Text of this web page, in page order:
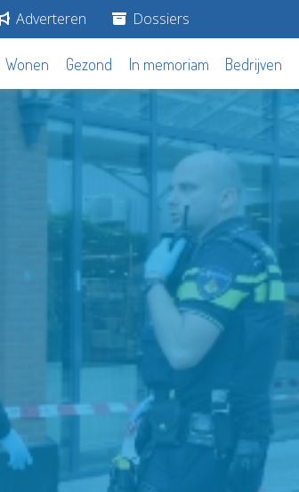
Adverteren Dossiers
Wonen Gezond In memoriam Bedrijven